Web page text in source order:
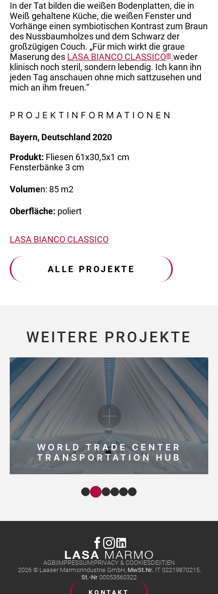
In der Tat bilden die weißen Bodenplatten, die in
Weiß gehaltene Küche, die weißen Fenster und
Vorhänge einen symbiotischen Kontrast zum Braun
des Nussbaumholzes und dem Schwarz der
großzügigen Couch. „Für mich wirkt die graue
Maserung des LASA BIANCO CLASSICO® weder
klinisch noch steril, sondern lebendig. Ich kann ihn
jeden Tag anschauen ohne mich sattzusehen und
mich an ihm freuen.“
PROJEKT­INFORMATIONEN
Bayern, Deutschland 2020
Produkt: Fliesen 61x30,5x1 cm
Fensterbänke 3 cm
Volumen: 85 m2
Oberfläche: poliert
LASA BIANCO CLASSICO
ALLE PROJEKTE
WEITERE PROJEKTE
WORLD TRADE CENTER
TRANSPORTATION HUB
AGB IMPRESSUM PRIVACY & COOKIESDE IT EN
2026 © Laaser Marmorindustrie GmbH, MwSt.Nr. IT 02219870215,
St.-Nr 00053560322
KONTAKT